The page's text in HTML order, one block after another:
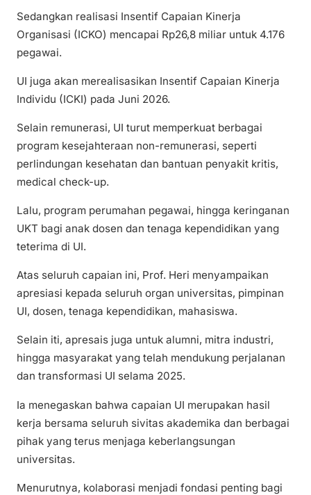
Sedangkan realisasi Insentif Capaian Kinerja
Organisasi (ICKO) mencapai Rp26,8 miliar untuk 4.176
pegawai.
UI juga akan merealisasikan Insentif Capaian Kinerja
Individu (ICKI) pada Juni 2026.
Selain remunerasi, UI turut memperkuat berbagai
program kesejahteraan non-remunerasi, seperti
perlindungan kesehatan dan bantuan penyakit kritis,
medical check-up.
Lalu, program perumahan pegawai, hingga keringanan
UKT bagi anak dosen dan tenaga kependidikan yang
teterima di UI.
Atas seluruh capaian ini, Prof. Heri menyampaikan
apresiasi kepada seluruh organ universitas, pimpinan
UI, dosen, tenaga kependidikan, mahasiswa.
Selain iti, apresais juga untuk alumni, mitra industri,
hingga masyarakat yang telah mendukung perjalanan
dan transformasi UI selama 2025.
Ia menegaskan bahwa capaian UI merupakan hasil
kerja bersama seluruh sivitas akademika dan berbagai
pihak yang terus menjaga keberlangsungan
universitas.
Menurutnya, kolaborasi menjadi fondasi penting bagi